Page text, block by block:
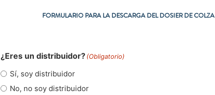
FORMULARIO PARA LA DESCARGA DEL DOSIER DE COLZA
¿Eres un distribuidor? (Obligatorio)
Sí, soy distribuidor
No, no soy distribuidor